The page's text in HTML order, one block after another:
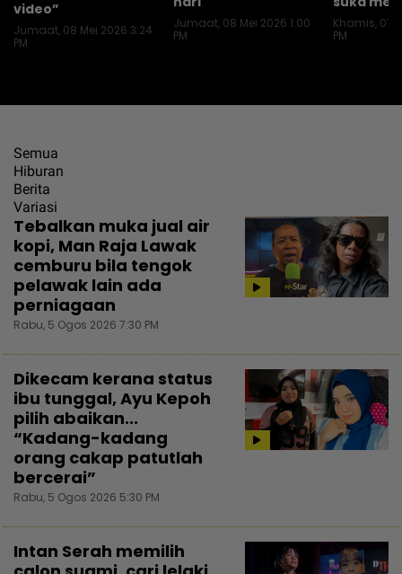
video”
Jumaat, 08 Mei 2026 3:24
PM
Jumaat, 08 Mei 2026 1:00
PM
Khamis, 07
PM
Semua
Hiburan
Berita
Variasi
Tebalkan muka jual air
kopi, Man Raja Lawak
cemburu bila tengok
pelawak lain ada
perniagaan
Rabu, 5 Ogos 2026 7:30 PM
Dikecam kerana status
ibu tunggal, Ayu Kepoh
pilih abaikan...
“Kadang-kadang
orang cakap patutlah
bercerai”
Rabu, 5 Ogos 2026 5:30 PM
Intan Serah memilih